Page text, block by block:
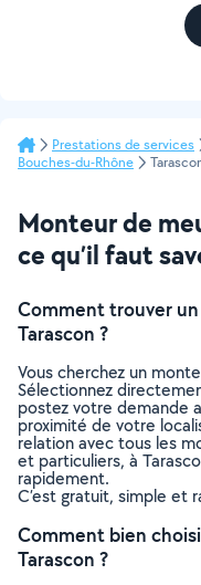
Prestations de services
Bouches-du-Rhône
Monteur de
ce qu’il faut
Comment trouver
Tarascon ?
Vous cherchez un
Sélectionnez
postez votre demande
proximité de votre
relation avec tous les
et particuliers, à
rapidement.
C’est gratuit, simple et
Comment bien
Tarascon ?